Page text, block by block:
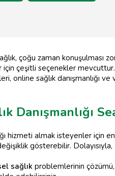
çoğu zaman konuşulması
çeşitli seçenekler
online sağlık danışmanlığı
Danışmanlığı
hizmeti almak isteyenler için
gösterebilir. Dolayısıyla,
sağlık problemlerinin